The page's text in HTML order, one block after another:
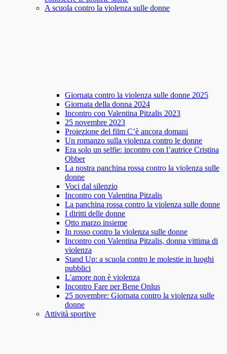
A scuola contro la violenza sulle donne
Giornata contro la violenza sulle donne 2025
Giornata della donna 2024
Incontro con Valentina Pitzalis 2023
25 novembre 2023
Proiezione del film C’è ancora domani
Un romanzo sulla violenza contro le donne
Era solo un selfie: incontro con l’autrice Cristina
Obber
La nostra panchina rossa contro la violenza sulle
donne
Voci dal silenzio
Incontro con Valentina Pitzalis
La panchina rossa contro la violenza sulle donne
I diritti delle donne
Otto marzo insieme
In rosso contro la violenza sulle donne
Incontro con Valentina Pitzalis, donna vittima di
violenza
Stand Up: a scuola contro le molestie in luoghi
pubblici
L'amore non è violenza
Incontro Fare per Bene Onlus
25 novembre: Giornata contro la violenza sulle
donne
Attività sportive